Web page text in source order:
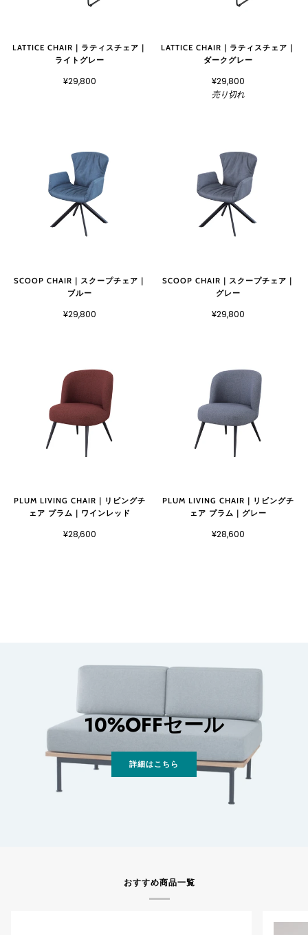
LATTICE CHAIR｜ラティスチェア｜
ライトグレー
¥29,800
LATTICE CHAIR｜ラティスチェア｜
ダークグレー
¥29,800
売り切れ
SCOOP CHAIR｜スクープチェア｜
ブルー
¥29,800
SCOOP CHAIR｜スクープチェア｜
グレー
¥29,800
PLUM LIVING CHAIR｜リビングチ
ェア プラム｜ワインレッド
¥28,600
PLUM LIVING CHAIR｜リビングチ
ェア プラム｜グレー
¥28,600
おすすめ商品一覧
10%OFFセール
詳細はこちら